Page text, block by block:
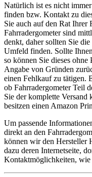
Natürlich ist es nicht
finden bzw. Kontakt zu
Sie auch auf den Rat Ihrer
Fahrradergometer sind
denkt, daher sollten Sie
Umfeld finden. Sollte
so können Sie dieses
Angabe von Gründen
einen Fehlkauf zu tätigen.
ob Fahrradergometer Teil
Sie der komplette Versand
besitzen einen Amazon
Um passende
direkt an den
können wir den Hersteller
dazu deren Internetseite,
Kontaktmöglichkeiten,